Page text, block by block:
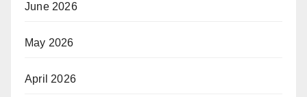
June 2026
May 2026
April 2026